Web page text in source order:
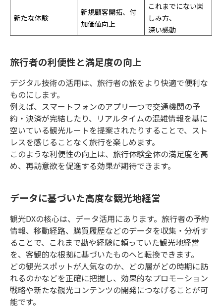
新たな体験
新規顧客開拓、付
加価値向上
これまでにない楽
しみ方、
深い感動
旅行者の利便性と満足度の向上
デジタル技術の活用は、旅行者の旅をより快適で便利な
ものにします。
例えば、スマートフォンのアプリ一つで交通機関の予
約・決済が完結したり、リアルタイムの混雑情報を基に
空いている観光ルートを提案されたりすることで、スト
レスを感じることなく旅行を楽しめます。
このような利便性の向上は、旅行体験全体の満足度を高
め、再訪意欲を促進する効果が期待できます。
データに基づいた高度な観光地経営
観光DXの核心は、データ活用にあります。旅行者の予約
情報、移動経路、購買履歴などのデータを収集・分析す
ることで、これまで勘や経験に頼っていた観光地経営
を、客観的な根拠に基づいたものへと転換できます。
どの観光スポットが人気なのか、どの層がどの時期に訪
れるのかなどを正確に把握し、効果的なプロモーション
戦略や新たな観光コンテンツの開発につなげることが可
能です。